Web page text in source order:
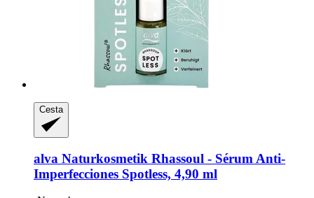
Cesta
alva Naturkosmetik Rhassoul -​ Sérum Anti-​
Imperfecciones Spotless, 4,90 ml